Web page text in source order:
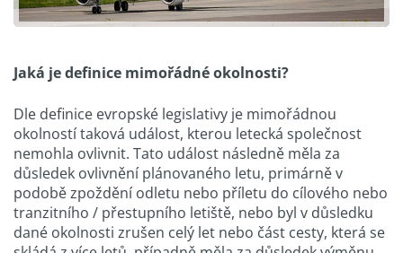
Jaká je definice mimořádné okolnosti?
Dle definice evropské legislativy je mimořádnou
okolností taková událost, kterou letecká společnost
nemohla ovlivnit. Tato událost následně měla za
důsledek ovlivnění plánovaného letu, primárně v
podobě zpoždění odletu nebo příletu do cílového nebo
tranzitního / přestupního letiště, nebo byl v důsledku
dané okolnosti zrušen celý let nebo část cesty, která se